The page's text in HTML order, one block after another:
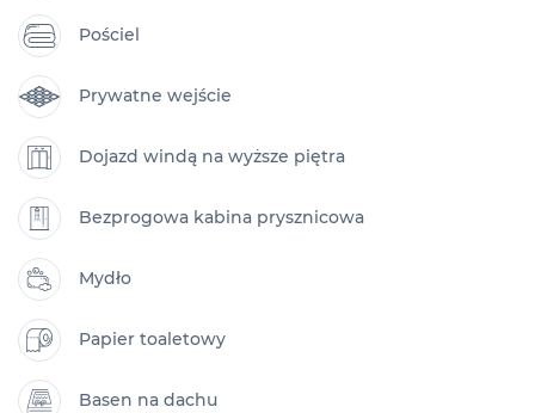
Pościel
Prywatne wejście
Dojazd windą na wyższe piętra
Bezprogowa kabina prysznicowa
Mydło
Papier toaletowy
Basen na dachu